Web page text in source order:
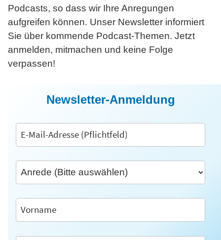
Podcasts, so dass wir Ihre Anregungen
aufgreifen können. Unser Newsletter informiert
Sie über kommende Podcast-Themen. Jetzt
anmelden, mitmachen und keine Folge
verpassen!
Newsletter-Anmeldung
Anmeldung
an
via
Inxmail/Heise